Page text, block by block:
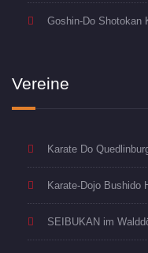
Goshin-Do Shotokan
Vereine
Karate Do
Karate-Dojo Bushido
SEIBUKAN im